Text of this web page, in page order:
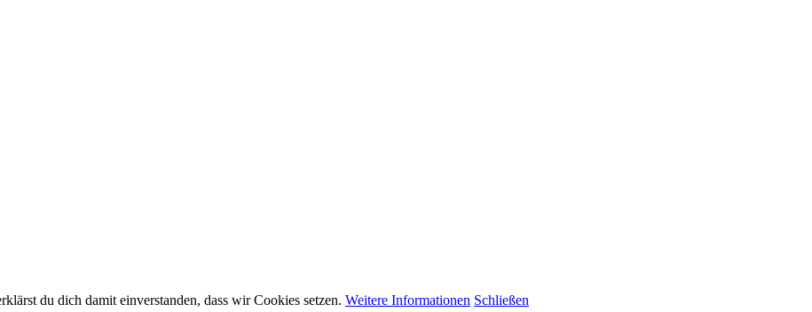
du dich damit einverstanden, dass wir Cookies setzen. Weitere Informationen Schließen